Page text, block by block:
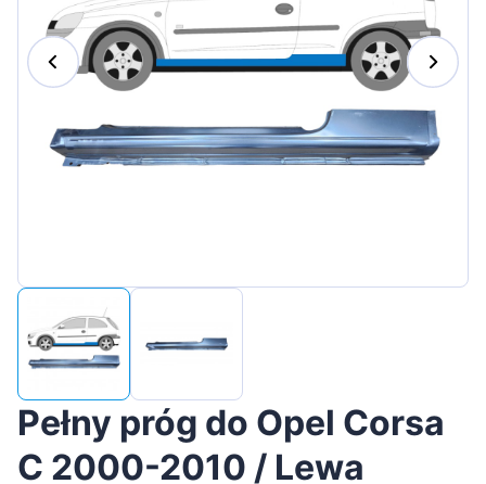
Magyar
Lietuvių
Hrvatski
Slovenian
Pełny próg do Opel Corsa
C 2000-2010 / Lewa